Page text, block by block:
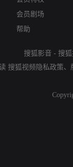
会员剧场
帮助
搜狐影音 - 搜
搜狐视频隐私政策、